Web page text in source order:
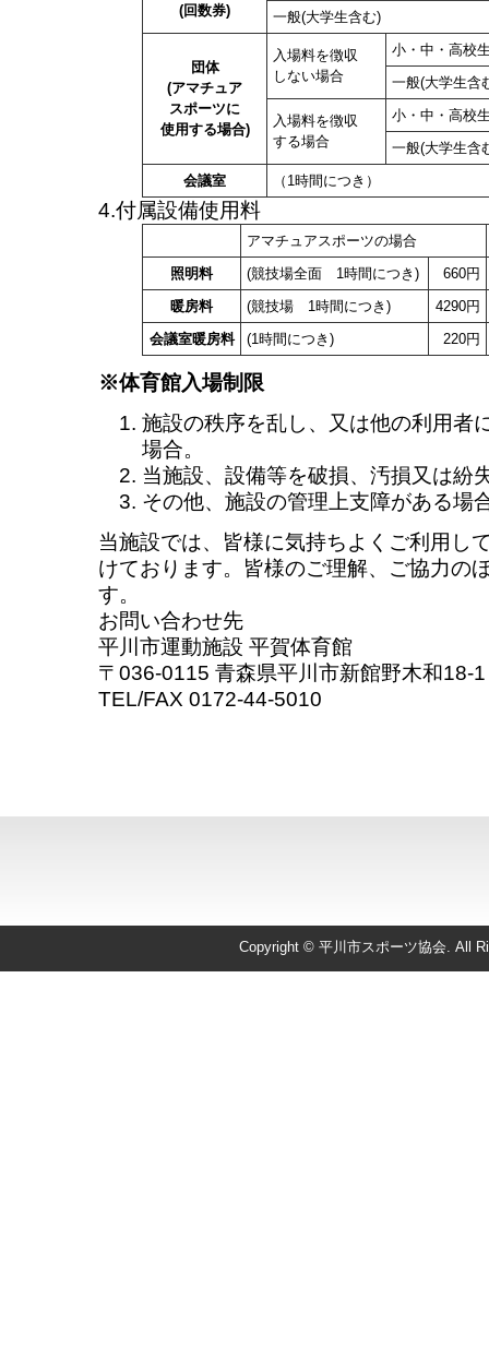
(回数券)
一般(大学生含む)
団体
(アマチュア
スポーツに
使用する場合)
入場料を徴収
しない場合
小・中・高校
一般(大学生含
入場料を徴収
する場合
小・中・高校
一般(大学生含
会議室
（1時間につき）
4.付属設備使用料
アマチュアスポーツの場合
照明料
(競技場全面 1時間につき)
660円
暖房料
(競技場 1時間につき)
4290円
会議室暖房料
(1時間につき) 220円
※体育館入場制限
施設の秩序を乱し、又は他の利用者
場合。
当施設、設備等を破損、汚損又は紛
その他、施設の管理上支障がある場
当施設では、皆様に気持ちよくご利用し
けております。皆様のご理解、ご協力の
す。
お問い合わせ先
平川市運動施設 平賀体育館
〒036-0115 青森県平川市新館野木和18-1
TEL/FAX 0172-44-5010
Copyright © 平川市スポーツ協会. All